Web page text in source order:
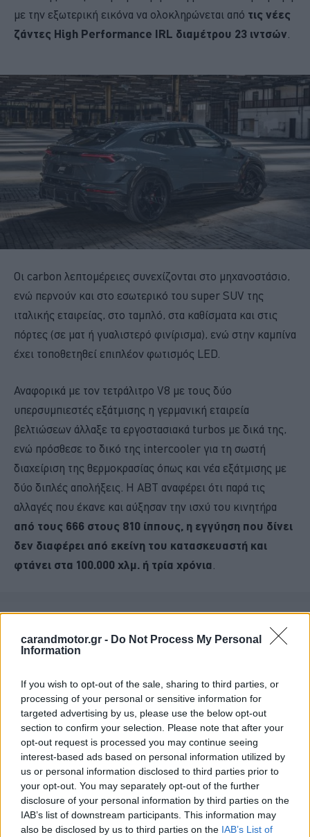
carandmotor.gr - Do Not Process My Personal
Information
If you wish to opt-out of the sale, sharing to third parties, or
processing of your personal or sensitive information for
targeted advertising by us, please use the below opt-out
section to confirm your selection. Please note that after your
opt-out request is processed you may continue seeing
interest-based ads based on personal information utilized by
us or personal information disclosed to third parties prior to
your opt-out. You may separately opt-out of the further
disclosure of your personal information by third parties on the
IAB’s list of downstream participants. This information may
also be disclosed by us to third parties on the IAB’s List of
με την εξωτερική εικόνα να ολοκληρώνεται από τις νέες
ζάντες High Performance IRL διαμέτρου 23 ιντσών
Οι carbon λεπτομέρειες συνεχίζονται στο μηχανοστάσιο,
ενώ περνούν και στο εσωτερικό του super SUV της
ιταλικής εταιρείας, στο ταμπλό, στα καθίσματα και στις
πόρτες (σε ματ ή γυαλιστερό φινίρισμα), ενώ στην καμπίνα
έχει τοποθετηθεί επιπλέον φωτισμός LED.
Αναφορικά με τον τετράλιτρο V8 με τους δύο
υπερσυμπιεστές εξάτμισης η γερμανική εταιρεία
βελτιώσεων άλλαξε τα εργοστασιακά turbos με δικά της,
ενώ πρόσθεσε το δικό της intercooler για τη σωστή
διαχείριση της θερμοκρασίας όπως και νέα εξάτμισης με
δύο διπλές απολήξεις. Η ABT αναφέρει ότι παρά τις
αλλαγές που έκανε και αύξησαν την ισχύ του κινητήρα
από τους 666 στους 810 ίππους, η εγγύηση που δίνει
δεν διαφέρει από εκείνη του κατασκευαστή και
φτάνει στα 100.000 χλμ. ή τρία χρόνια